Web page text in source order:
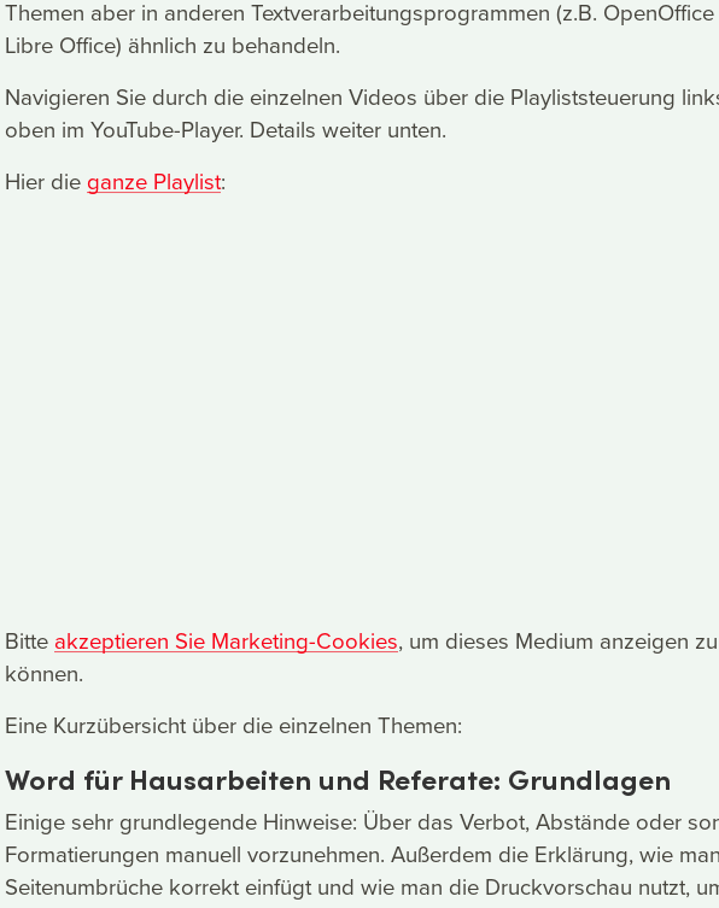
Themen aber in anderen Textverarbeitungsprogrammen (z.B.
Libre Office) ähnlich zu behandeln.
Navigieren Sie durch die einzelnen Videos über die Playliststeuerung
oben im YouTube-Player. Details weiter unten.
Hier dieganze Playlist:
Bitte akzeptieren Sie Marketing-Cookies, um dieses Medium anzeigen zu
können.
Eine Kurzübersicht über die einzelnen Themen:
Word für Hausarbeiten und Referate: Grundlagen
Einige sehr grundlegende Hinweise: Über das Verbot, Abstände oder
Formatierungen manuell vorzunehmen. Außerdem die Erklärung, wie
Seitenumbrüche korrekt einfügt und wie man die Druckvorschau nutzt,